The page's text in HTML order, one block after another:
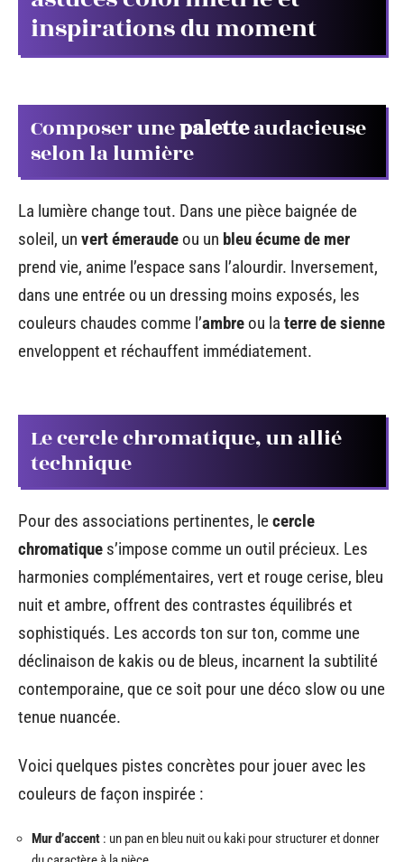
inspirations du moment
Composer unepaletteaudacieuse
selon la lumière
La lumière change tout. Dans une pièce baignée de
soleil, un vert émeraude ou un bleu écume de mer
prend vie, anime l’espace sans l’alourdir. Inversement,
dans une entrée ou un dressing moins exposés, les
couleurs chaudes comme l’ambre ou la terre de sienne
enveloppent et réchauffent immédiatement.
Le cercle chromatique, un allié
technique
Pour des associations pertinentes, lecercle
chromatique s’impose comme un outil précieux. Les
harmonies complémentaires, vert et rouge cerise, bleu
nuit et ambre, offrent des contrastes équilibrés et
sophistiqués. Les accords ton sur ton, comme une
déclinaison de kakis ou de bleus, incarnent la subtilité
contemporaine, que ce soit pour une déco slow ou une
tenue nuancée.
Voici quelques pistes concrètes pour jouer avec les
couleurs de façon inspirée :
Mur d’accent : un pan en bleu nuit ou kaki pour structurer et donner